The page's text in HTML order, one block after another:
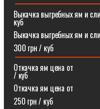
Выкачка выгребных ям и
куб
Выкачка выгребных ям и
300 грн / куб
Откачка ям цена от
/ куб
Откачка ям цена от
250 грн / куб